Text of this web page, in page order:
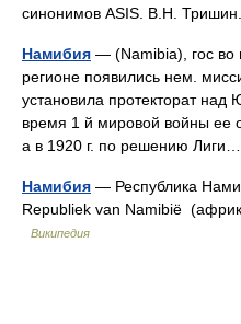
синонимов ASIS. В.Н.
Намибия — (Namibia), гос
регионе появились нем.
установила протекторат
время 1 й мировой войны ее
а в 1920 г. по решению
Намибия — Республика
Republiek van Namibië
Википедия